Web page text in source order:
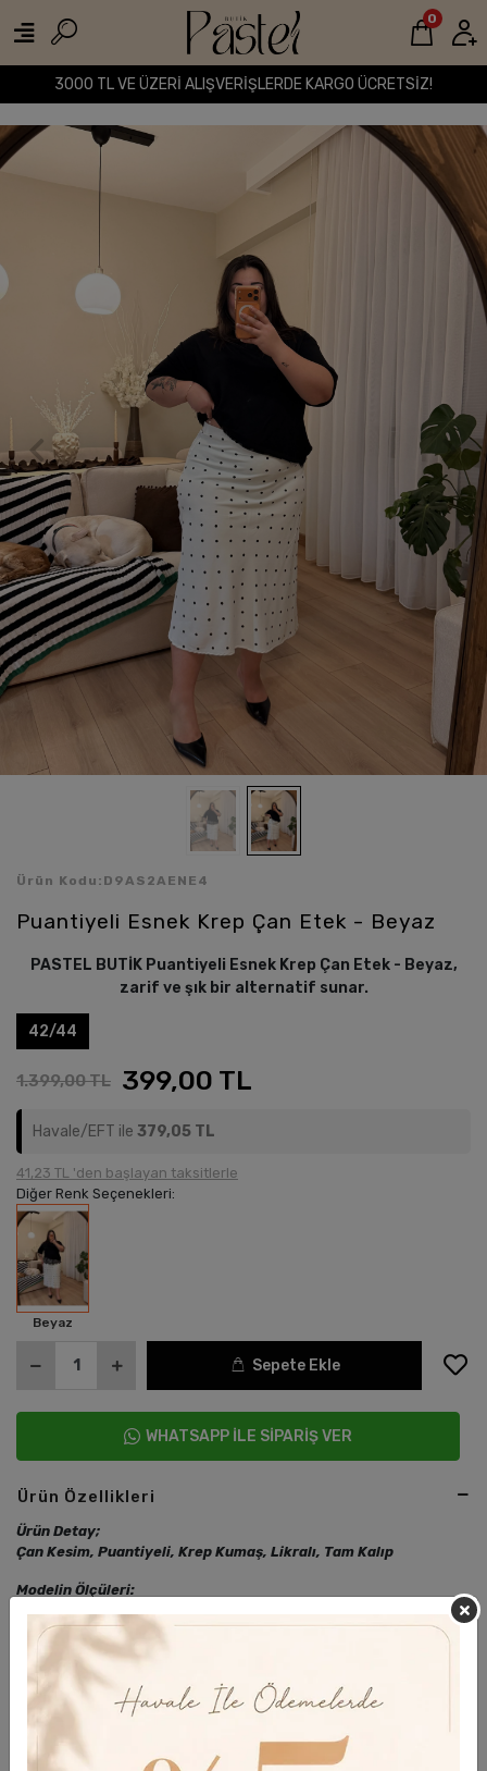
3000 TL VE ÜZERİ ALIŞVERİŞLERDE KARGO ÜCRETSİZ!
0
Ürün Kodu: D9AS2AENE4
Puantiyeli Esnek Krep Çan Etek - Beyaz
PASTEL BUTİK Puantiyeli Esnek Krep Çan Etek - Beyaz,
zarif ve şık bir alternatif sunar.
42/44
1.399,00 TL 399,00 TL
Havale/EFT ile 379,05 TL
41,23 TL 'den başlayan taksitlerle
Diğer Renk Seçenekleri:
Beyaz
Sepete Ekle
WHATSAPP İLE SİPARİŞ VER
Ürün Özellikleri
Ürün Detay;
Çan Kesim, Puantiyeli, Krep Kumaş, Likralı, Tam Kalıp
Modelin Ölçüleri:
Boy: 1.75 cm
Kilo: 105 kg
Bel: 105 cm
Göğüs: 116 cm
Basen: 140 cm
48 Beden